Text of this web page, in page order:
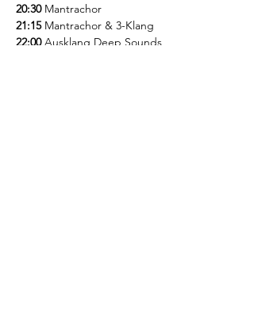
20:30 Mantrachor
21:15 Mantrachor & 3-Klang
22:00 Ausklang Deep Sounds